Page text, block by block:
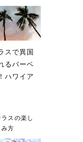
スで異国
るバーベ
ハワイア
スの楽し
み方